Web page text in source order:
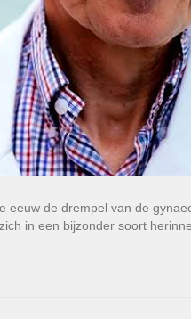
eeuw de drempel van de
in een bijzonder soort